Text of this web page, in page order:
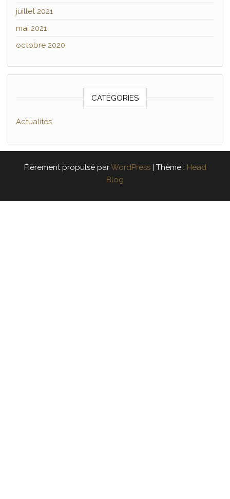
juillet 2021
mai 2021
octobre 2020
CATÉGORIES
Actualités
Fièrement propulsé parWordPress Thème : Head
Blog